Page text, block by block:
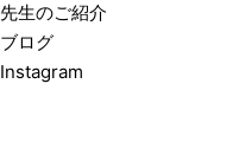
先生のご紹介
ブログ
Instagram